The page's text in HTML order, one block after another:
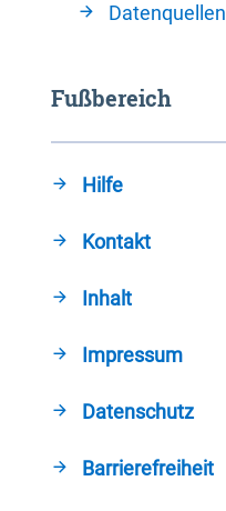
Datenquellen
Fußbereich
Hilfe
Kontakt
Inhalt
Impressum
Datenschutz
Barrierefreiheit